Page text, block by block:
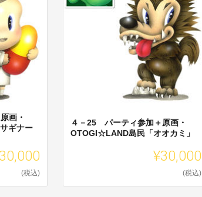
画・
ギナー
(税込)
４－25 パーティ参加＋原画・
OTOGI☆LAND島民「オオカミ」
¥30,000
(税込)